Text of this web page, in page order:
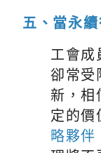
五、當永
工會成
卻常受
新，相
定的價
略夥伴